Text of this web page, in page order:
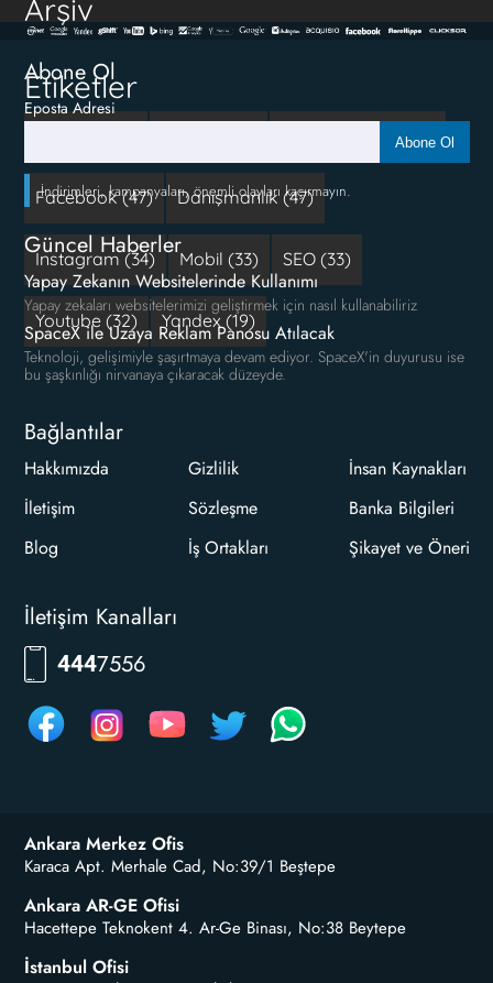
Arşiv
Etiketler
Sosyal Medya (50)
Facebook (47) Danışmanlık (47)
Instagram (34) Mobil (33) SEO (33)
Youtube (32) Yandex (19)
Abone Ol
Eposta Adresi
Abone Ol
İndirimleri, kampanyaları, önemli olayları kaçırmayın.
Güncel Haberler
Yapay Zekanın Websitelerinde Kullanımı
Yapay zekaları websitelerimizi geliştirmek için nasıl kullanabiliriz
SpaceX ile Uzaya Reklam Panosu Atılacak
Teknoloji, gelişimiyle şaşırtmaya devam ediyor. SpaceX'in duyurusu ise
bu şaşkınlığı nirvanaya çıkaracak düzeyde.
Bağlantılar
Hakkımızda
İletişim
Blog
Gizlilik
Sözleşme
İş Ortakları
İnsan Kaynakları
Banka Bilgileri
Şikayet ve Öneri
İletişim Kanalları
4447556
Ankara Merkez Ofis
Karaca Apt. Merhale Cad, No:39/1 Beştepe
Ankara AR-GE Ofisi
Hacettepe Teknokent 4. Ar-Ge Binası, No:38 Beytepe
İstanbul Ofisi